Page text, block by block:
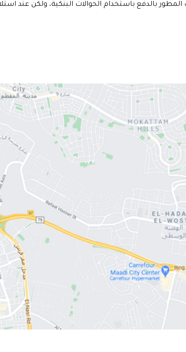
بالدفع باستخدام الحوالات البنكية، ولكن عند